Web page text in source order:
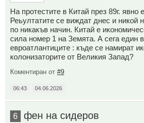
На протестите в Китай през 89г. явно
Реьултатите се виждат днес и никой
по никакъв начин. Китай е
сила номер 1 на Земята. А сега един
евроатлантиците : къде се намират
колонизаторите от Великия Запад?
Коментиран от #9
06:43 04.06.2026
6 фен на сидеров